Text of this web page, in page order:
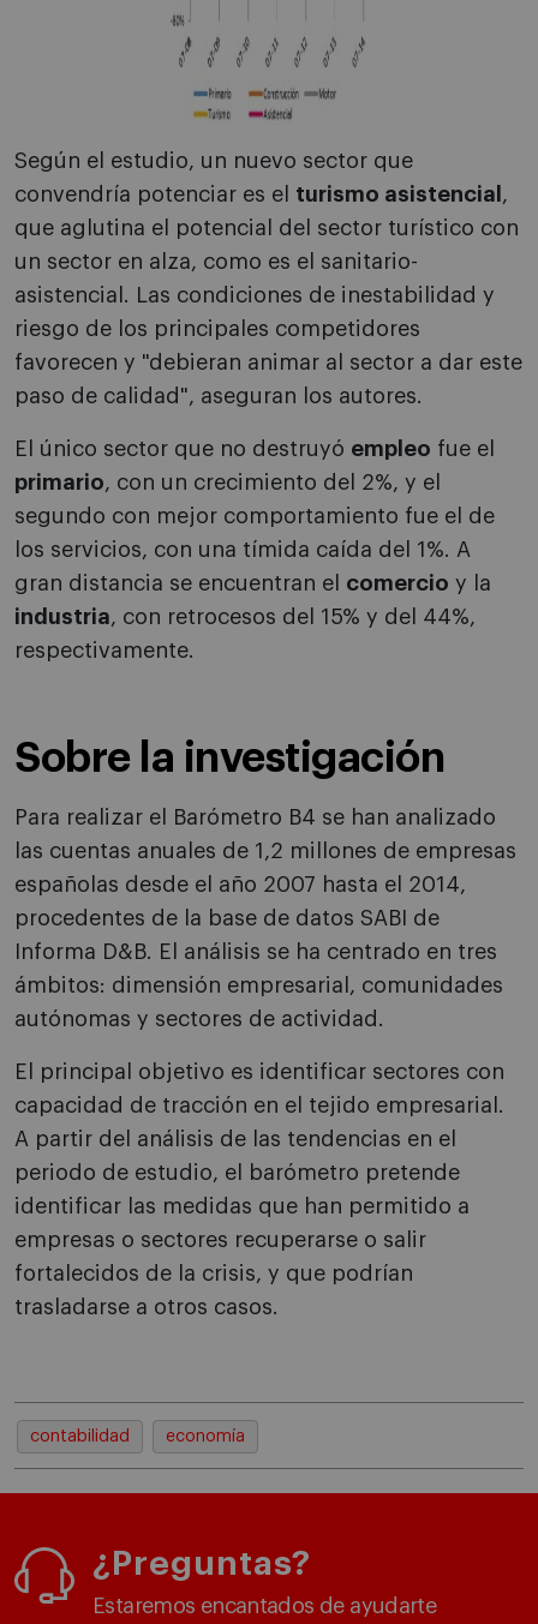
Según el estudio, un nuevo sector que
convendría potenciar es el turismo asistencial ,
que aglutina el potencial del sector turístico con
un sector en alza, como es el sanitario-
asistencial. Las condiciones de inestabilidad y
riesgo de los principales competidores
favorecen y "debieran animar al sector a dar este
paso de calidad", aseguran los autores.
El único sector que no destruyó empleo fue el
primario, con un crecimiento del 2%, y el
segundo con mejor comportamiento fue el de
los servicios, con una tímida caída del 1%. A
gran distancia se encuentran el comercio y la
industria, con retrocesos del 15% y del 44%,
respectivamente.
Sobre la investigación
Para realizar el Barómetro B4 se han analizado
las cuentas anuales de 1,2 millones de empresas
españolas desde el año 2007 hasta el 2014,
procedentes de la base de datos SABI de
Informa D&B. El análisis se ha centrado en tres
ámbitos: dimensión empresarial, comunidades
autónomas y sectores de actividad.
El principal objetivo es identificar sectores con
capacidad de tracción en el tejido empresarial.
A partir del análisis de las tendencias en el
periodo de estudio, el barómetro pretende
identificar las medidas que han permitido a
empresas o sectores recuperarse o salir
fortalecidos de la crisis, y que podrían
trasladarse a otros casos.
contabilidad economía
¿Preguntas?
Estaremos encantados de ayudarte